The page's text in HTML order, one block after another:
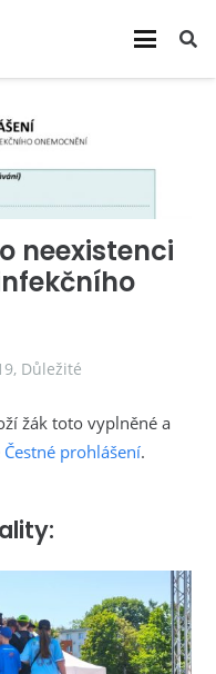
neexistenci
, Důležité
žák toto vyplněné a
Čestné prohlášení.